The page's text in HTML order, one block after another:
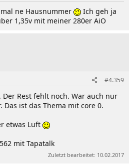
ne Hausnummer
Ich geh ja
1,35v mit meiner 280er AiO
#4.359
Der Rest fehlt noch. War auch nur
ist das Thema mit core 0.
etwas Luft
mit Tapatalk
Zuletzt bearbeitet: 10.02.2017